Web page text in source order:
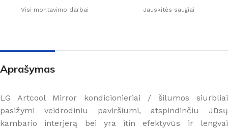
Visi montavimo darbai Jauskitės saugiai
Aprašymas
LG Artcool Mirror kondicionieriai / šilumos siurbliai
pasižymi veidrodiniu paviršiumi, atspindinčiu Jūsų
kambario interjerą bei yra itin efektyvūs ir lengvai